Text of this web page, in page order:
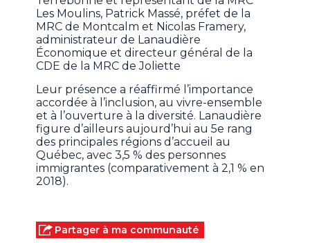
Les Moulins, Patrick Massé, préfet de la
MRC de Montcalm et Nicolas Framery,
administrateur de Lanaudière
Économique et directeur général de la
CDE de la MRC de Joliette
Leur présence a réaffirmé l’importance
accordée à l’inclusion, au vivre-ensemble
et à l’ouverture à la diversité. Lanaudière
figure d’ailleurs aujourd’hui au 5e rang
des principales régions d’accueil au
Québec, avec 3,5 % des personnes
immigrantes (comparativement à 2,1 % en
2018).
Partager à ma communauté